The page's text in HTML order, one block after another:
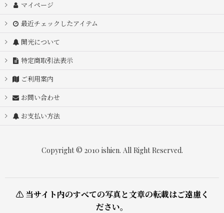
マイページ
最近チェックしたアイテム
開光について
特定商取引法表示
ご利用案内
お問い合わせ
お支払い方法
Copyright © 2010 ishien. All Right Reserved.
⚠ 当サイト内のすべての写真と文章の転載はご遠慮く
ださい。